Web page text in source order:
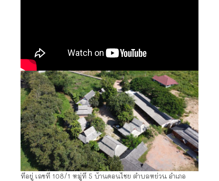
ที่อยู่ เลขที่ 108/1 หมู่ที่ 5 บ้านดอนไชย ตำบลหย่วน อำเภอ